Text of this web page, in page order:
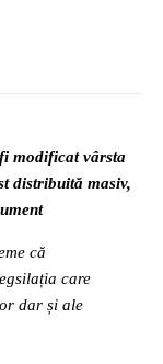
modificat vârsta
distribuită masiv,
că
care
dar și ale